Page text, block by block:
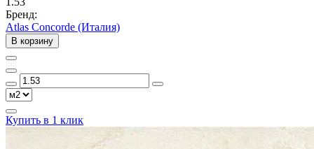
Бренд:
Atlas Concorde (Италия)
В корзину
Купить в 1 клик